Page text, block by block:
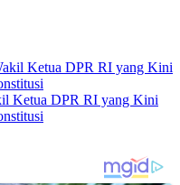
Ketua DPR RI yang Kini